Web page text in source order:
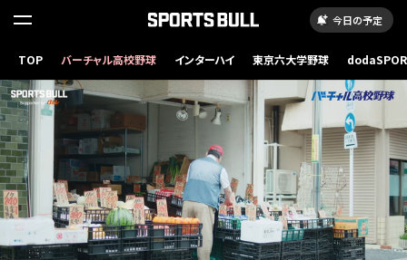
今日の予定
TOP バーチャル高校野球 インターハイ 東京六大学野球